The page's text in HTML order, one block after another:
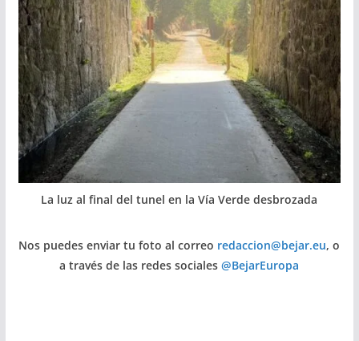
La luz al final del tunel en la Vía Verde desbrozada
Nos puedes enviar tu foto al correo redaccion@bejar.eu, o
a través de las redes sociales@BejarEuropa